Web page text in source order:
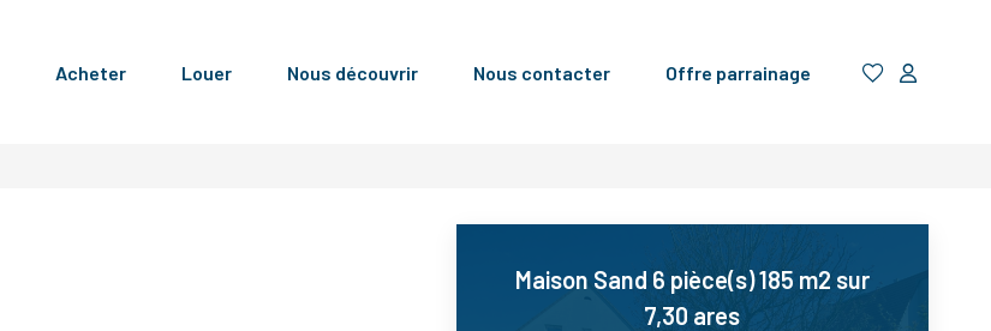
Acheter Louer Nous découvrir Nous contacter Offre parrainage
Maison Sand 6 pièce(s) 185 m2 sur
7,30 ares